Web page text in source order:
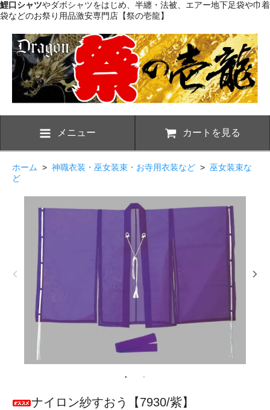
鯉口シャツやダボシャツをはじめ、半纏・法被、エアー地下足袋や巾着
袋などのお祭り用品激安専門店【祭の壱龍】
メニュー カートを見る
ホーム > 神職衣装・巫女装束・お寺用衣装など > 巫女装束な
ど
ナイロン紗すおう【7930/紫】